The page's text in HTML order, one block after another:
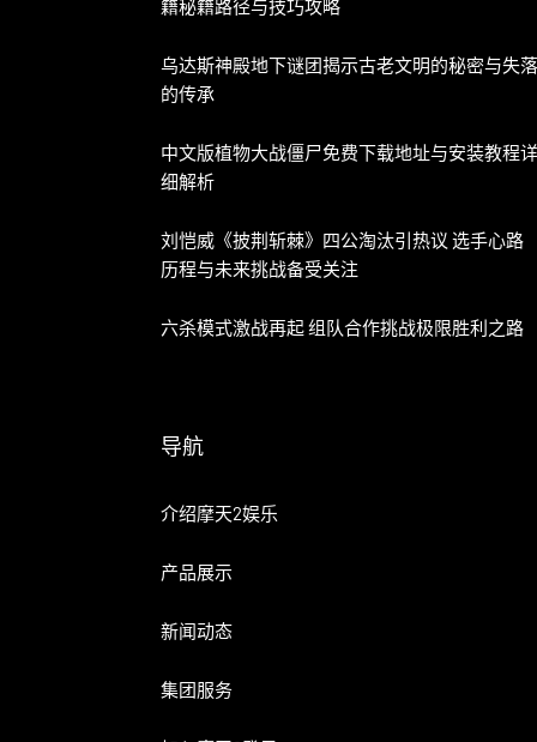
籍秘籍路径与技巧攻略
乌达斯神殿地下谜团揭示古老文明的秘密与失落
的传承
中文版植物大战僵尸免费下载地址与安装教程详
细解析
刘恺威《披荆斩棘》四公淘汰引热议 选手心路
历程与未来挑战备受关注
六杀模式激战再起 组队合作挑战极限胜利之路
导航
介绍摩天2娱乐
产品展示
新闻动态
集团服务